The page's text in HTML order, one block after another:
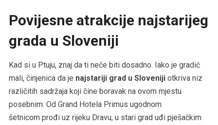
Povijesne atrakcije najstarijeg
grada u Sloveniji
Kad si u Ptuju, znaj da ti neće biti dosadno. Iako je gradić
mali, činjenica da je najstariji grad u Slovenijiotkriva niz
različitih sadržaja koji čine boravak na ovom mjestu
posebnim. Od Grand Hotela Primus ugodnom
šetnicom prođi uz rijeku Dravu, u stari grad uđi pješačkim